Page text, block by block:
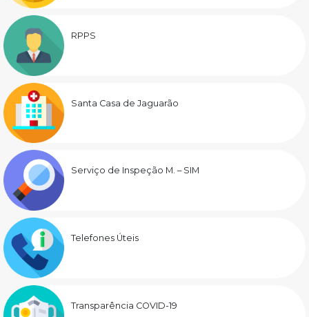
RPPS
Santa Casa de Jaguarão
Serviço de Inspeção M. – SIM
Telefones Úteis
Transparência COVID-19